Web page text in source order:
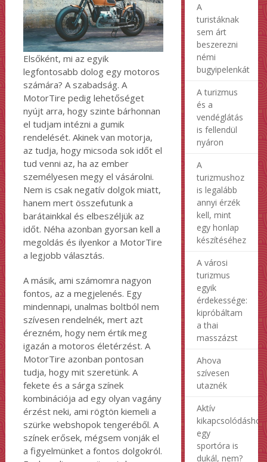
Elsőként, mi az egyik
legfontosabb dolog egy motoros
számára? A szabadság. A
MotorTire pedig lehetőséget
nyújt arra, hogy szinte bárhonnan
el tudjam intézni a gumik
rendelését. Akinek van motorja,
az tudja, hogy micsoda sok időt el
tud venni az, ha az ember
személyesen megy el vásárolni.
Nem is csak negatív dolgok miatt,
hanem mert összefutunk a
barátainkkal és elbeszéljük az
időt. Néha azonban gyorsan kell a
megoldás és ilyenkor a MotorTire
a legjobb választás.
A másik, ami számomra nagyon
fontos, az a megjelenés. Egy
mindennapi, unalmas boltból nem
szívesen rendelnék, mert azt
érezném, hogy nem értik meg
igazán a motoros életérzést. A
MotorTire azonban pontosan
tudja, hogy mit szeretünk. A
fekete és a sárga színek
kombinációja ad egy olyan vagány
érzést neki, ami rögtön kiemeli a
szürke webshopok tengeréből. A
színek erősek, mégsem vonják el
a figyelmünket a fontos dolgokról.
A
turistáknak
sem árt
beszerezni
némi
bugyipelenkát
A turizmus
és a
vendéglátás
is fellendül
nyáron
A
turizmushoz
is legalább
annyi érzék
kell, mint
egy honlap
készítéséhez
A városi
turizmus
egyik
érdekessége:
kipróbáltam
a thai
masszázst
Ahova
szívesen
utaznék
Aktív
kikapcsolódáshoz
egy
sportóra is
dukál, nem?